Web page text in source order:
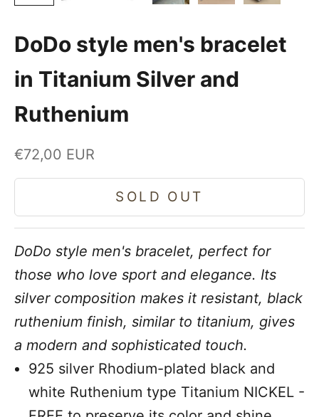
DoDo style men's bracelet
in Titanium Silver and
Ruthenium
Sale price
€72,00 EUR
SOLD OUT
DoDo style men's bracelet, perfect for
those who love sport and elegance. Its
silver composition makes it resistant, black
ruthenium finish, similar to titanium, gives
a modern and sophisticated touch.
925 silver Rhodium-plated black and
white Ruthenium type Titanium NICKEL -